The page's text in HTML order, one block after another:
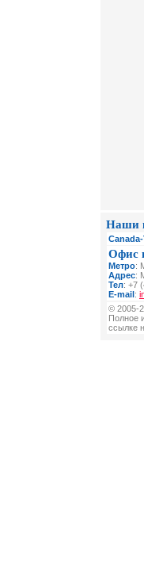
Наши
Офис
Метро:
Адрес:
Тел: +7
E-mail:
© 2005-
Полное
ссылке